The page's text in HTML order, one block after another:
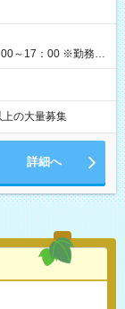
なし） 時給1,300
通費 【試用期
00～17：00 ※勤務時
の大量募集
詳細へ